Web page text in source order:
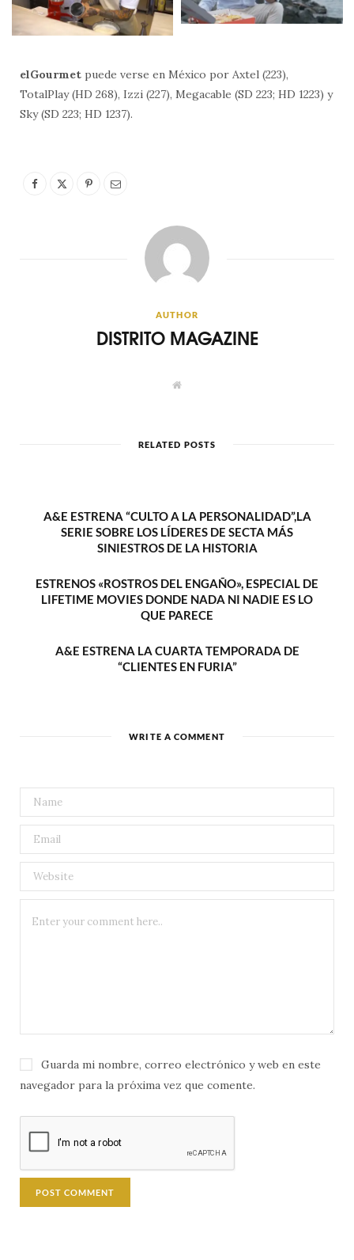
elGourmet puede verse en México por Axtel (223),
TotalPlay (HD 268), Izzi (227), Megacable (SD 223; HD 1223) y
Sky (SD 223; HD 1237).
AUTHOR
DISTRITO MAGAZINE
W
e
RELATED POSTS
A&E ESTRENA “CULTO A LA PERSONALIDAD”,LA
SERIE SOBRE LOS LÍDERES DE SECTA MÁS
SINIESTROS DE LA HISTORIA
ESTRENOS «ROSTROS DEL ENGAÑO», ESPECIAL DE
LIFETIME MOVIES DONDE NADA NI NADIE ES LO
QUE PARECE
A&E ESTRENA LA CUARTA TEMPORADA DE
“CLIENTES EN FURIA”
WRITE A COMMENT
Guarda mi nombre, correo electrónico y web en este
navegador para la próxima vez que comente.